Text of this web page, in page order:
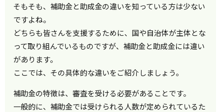
そもそも、補助金と助成金の違いを知っている方は少ない
ですよね。
どちらも皆さんを支援するために、国や自治体が主体とな
って取り組んでいるものですが、補助金と助成金には違い
があります。
ここでは、その具体的な違いをご紹介しましょう。
補助金の特徴は、審査を受ける必要があることです。
一般的に、補助金では受けられる人数が定められているた